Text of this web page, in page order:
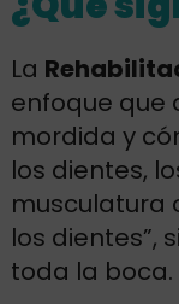
La
enfoque que
mordida y
los dientes,
musculatura
los dientes”,
toda la boca.